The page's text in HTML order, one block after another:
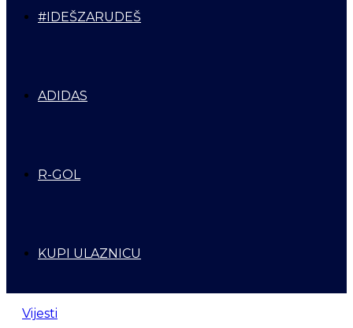
#IDEŠZARUDEŠ
ADIDAS
R-GOL
KUPI ULAZNICU
Vijesti